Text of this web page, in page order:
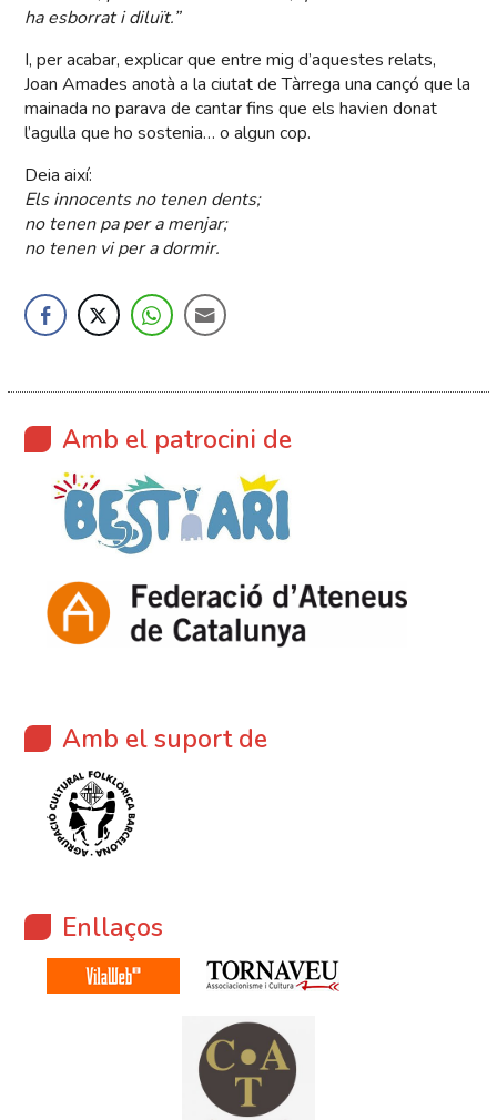
ha esborrat i diluït.”
I, per acabar, explicar que entre mig d’aquestes relats,
Joan Amades anotà a la ciutat de Tàrrega una cançó que la
mainada no parava de cantar fins que els havien donat
l’agulla que ho sostenia… o algun cop.
Deia així:
Els innocents no tenen dents;
no tenen pa per a menjar;
no tenen vi per a dormir.
Amb el patrocini de
Amb el suport de
Enllaços